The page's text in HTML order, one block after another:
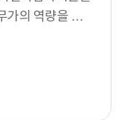
가의 역량을 강
원합니다.